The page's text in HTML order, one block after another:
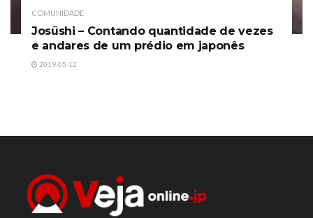
COMUNIDADE
Josūshi – Contando quantidade de vezes
e andares de um prédio em japonês
2019-05-12